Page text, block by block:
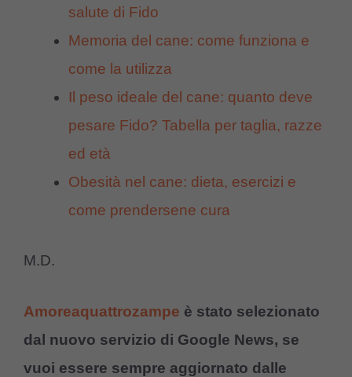
salute di Fido
Memoria del cane: come funziona e
come la utilizza
Il peso ideale del cane: quanto deve
pesare Fido? Tabella per taglia, razze
ed età
Obesità nel cane: dieta, esercizi e
come prendersene cura
M.D.
Amoreaquattrozampe è stato selezionato
dal nuovo servizio di Google News, se
vuoi essere sempre aggiornato dalle